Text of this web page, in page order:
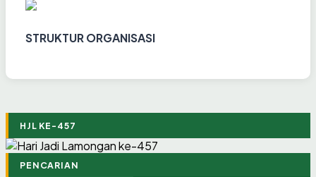
STRUKTUR ORGANISASI
HJL KE-457
PENCARIAN